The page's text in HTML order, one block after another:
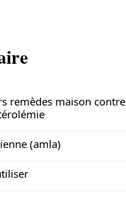
remèdes maison contre
(amla)